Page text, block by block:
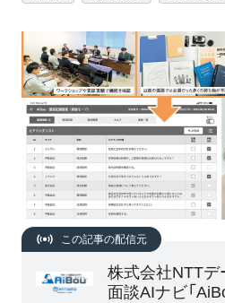
この記事の配信元
株式会社NTT
面談AIナビ「